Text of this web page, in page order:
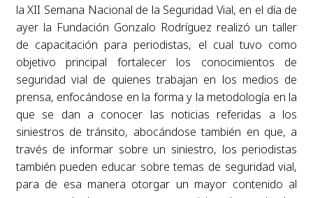
la XII Semana Nacional de la Seguridad Vial, en el día de
ayer la Fundación Gonzalo Rodríguez realizó un taller
de capacitación para periodistas, el cual tuvo como
objetivo principal fortalecer los conocimientos de
seguridad vial de quienes trabajan en los medios de
prensa, enfocándose en la forma y la metodología en la
que se dan a conocer las noticias referidas a los
siniestros de tránsito, abocándose también en que, a
través de informar sobre un siniestro, los periodistas
también pueden educar sobre temas de seguridad vial,
para de esa manera otorgar un mayor contenido al